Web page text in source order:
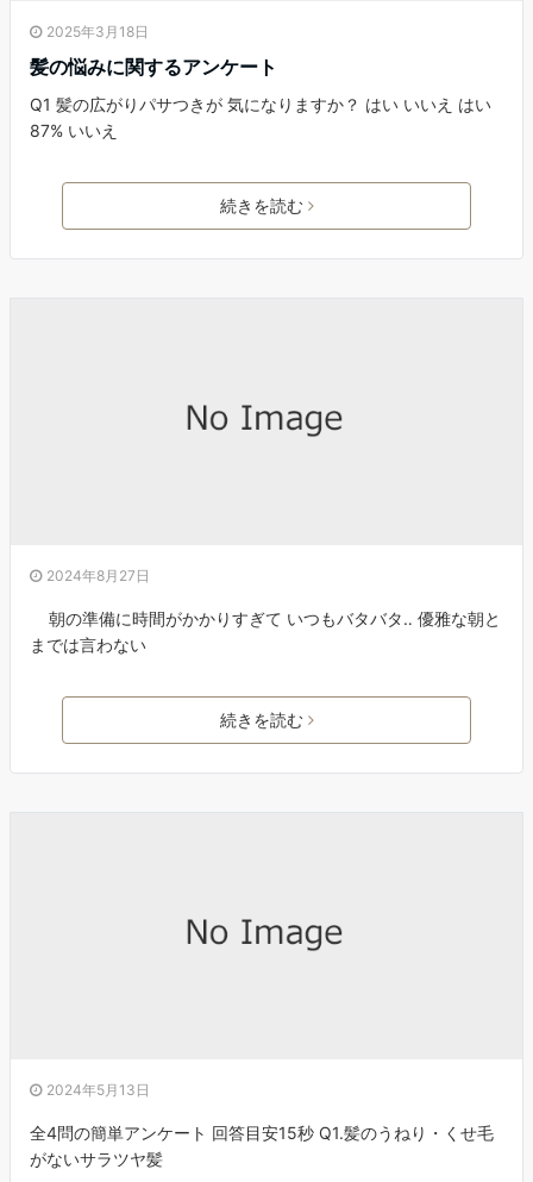
2025年3月18日
髪の悩みに関するアンケート
Q1 髪の広がりパサつきが 気になりますか？ はい いいえ はい
87% いいえ
続きを読む
2024年8月27日
朝の準備に時間がかかりすぎて いつもバタバタ‥ 優雅な朝と
までは言わない
続きを読む
2024年5月13日
全4問の簡単アンケート 回答目安15秒 Q1.髪のうねり・くせ毛
がないサラツヤ髪